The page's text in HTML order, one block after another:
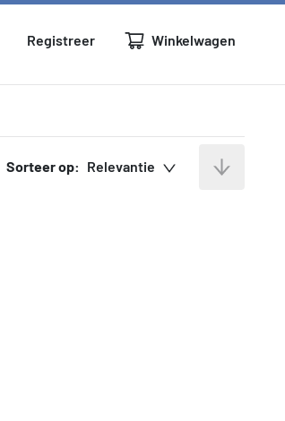
Registreer Winkelwagen
Sorteer op: Relevantie